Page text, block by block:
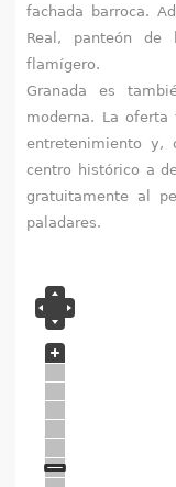
fachada barroca.
Real, panteón de
flamígero.
Granada es
moderna. La oferta
entretenimiento y,
centro histórico a
gratuitamente al
paladares.